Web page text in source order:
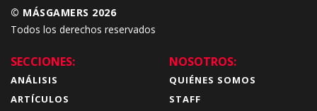
© MÁSGAMERS 2026
Todos los derechos reservados
SECCIONES:
ANÁLISIS
ARTÍCULOS
NOSOTROS:
QUIÉNES SOMOS
STAFF